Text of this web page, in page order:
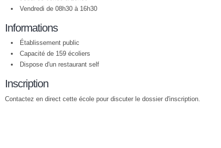
Vendredi de 08h30 à 16h30
Informations
Établissement public
Capacité de 159 écoliers
Dispose d'un restaurant self
Inscription
Contactez en direct cette école pour discuter le dossier d'inscription.